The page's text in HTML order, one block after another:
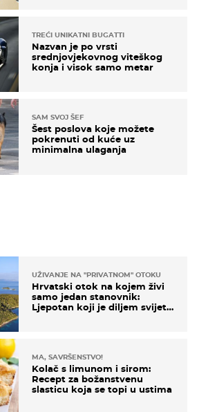
UŽIVANJE NA "PRIVATNOM" OTOKU
Hrvatski otok na kojem živi
samo jedan stanovnik:
Ljepotan koji je diljem svijeta
MA, SAVRŠENSTVO!
Kolač s limunom i sirom:
Recept za božanstvenu
slasticu koja se topi u ustima
TREĆI UNIKATNI BUGATTI
Nazvan je po vrsti
srednjovjekovnog viteškog
konja i visok samo metar
SAM SVOJ ŠEF
Šest poslova koje možete
pokrenuti od kuće uz
minimalna ulaganja